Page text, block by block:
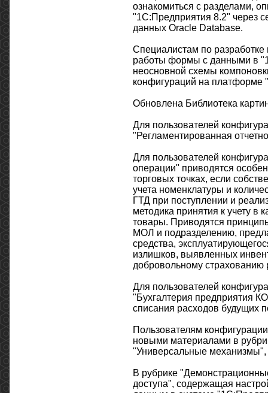
ознакомиться с разделами,
"1С:Предприятия 8.2" через
данных Oracle Database.
Специалистам по
работы формы с данными в
неосновной схемы
конфигураций на платформе
Обновлена Библиотека
Для пользователей
"Регламентированная
Для пользователей
операции" приводятся
торговых точках, если
учета номенклатуры и
ГТД при поступлении и
методика принятия к учету в
товары. Приводятся
МОЛ и подразделению,
средства,
излишков, выявленных
добровольному страхованию
Для пользователей
"Бухгалтерия предприятия
списания расходов будущих
Пользователям
новыми материалами в
"Универсальные механизмы",
В рубрике
доступа", содержащая